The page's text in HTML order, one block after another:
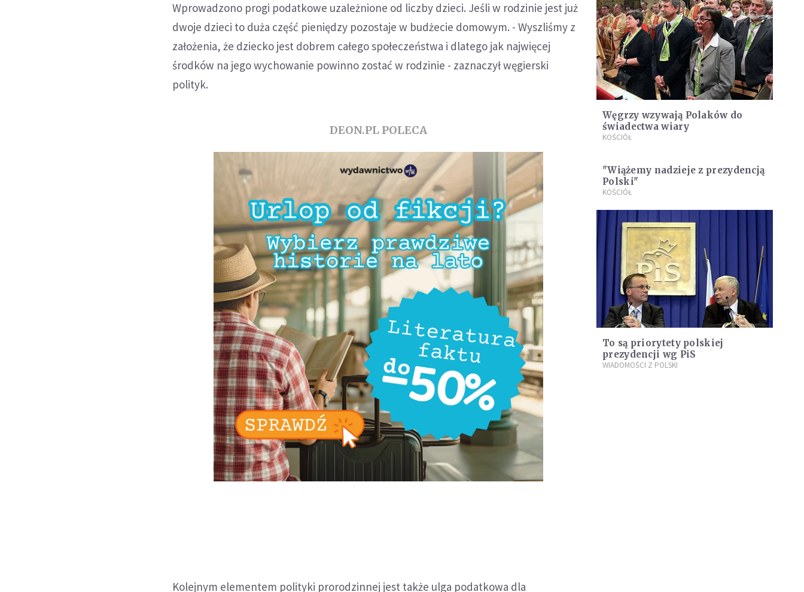
Wprowadzono progi podatkowe uzależnione od liczby dzieci. Jeśli w rodzinie jest już
dwoje dzieci to duża część pieniędzy pozostaje w budżecie domowym. - Wyszliśmy z
założenia, że dziecko jest dobrem całego społeczeństwa i dlatego jak najwięcej
środków na jego wychowanie powinno zostać w rodzinie - zaznaczył węgierski
polityk.
DEON.PL POLECA
Kolejnym elementem polityki prorodzinnej jest także ulga podatkowa dla
Węgrzy wzywają Polaków do
świadectwa wiary
KOŚCIÓŁ
"Wiążemy nadzieje z prezydencją
Polski"
KOŚCIÓŁ
To są priorytety polskiej
prezydencji wg PiS
WIADOMOŚCI Z POLSKI